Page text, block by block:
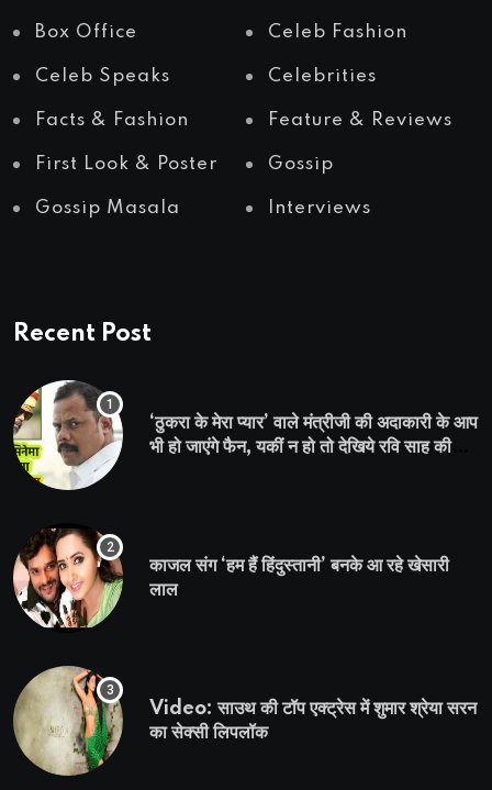
Box Office Celeb Fashion
Celeb Speaks Celebrities
Facts & Fashion Feature & Reviews
First Look & Poster Gossip
Gossip Masala Interviews
Recent Post
‘ठुकरा के मेरा प्यार’ वाले मंत्रीजी की अदाकारी के आप
भी हो जाएंगे फैन, यकीं न हो तो देखिये रवि साह की
काजल संग ‘हम हैं हिंदुस्तानी’ बनके आ रहे खेसारी
लाल
Video: साउथ की टॉप एक्ट्रेस में शुमार श्रेया सरन
का सेक्सी लिपलॉक